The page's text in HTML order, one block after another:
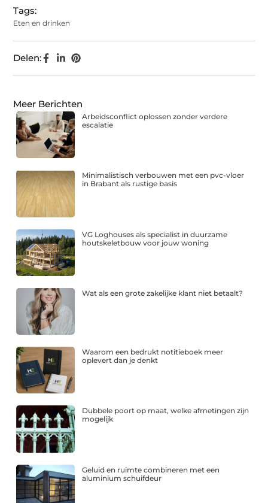
Tags:
Eten en drinken
Delen:
Meer Berichten
Arbeidsconflict oplossen zonder verdere
escalatie
Minimalistisch verbouwen met een pvc-vloer
in Brabant als rustige basis
VG Loghouses als specialist in duurzame
houtskeletbouw voor jouw woning
Wat als een grote zakelijke klant niet betaalt?
Waarom een bedrukt notitieboek meer
oplevert dan je denkt
Dubbele poort op maat, welke afmetingen zijn
mogelijk
Geluid en ruimte combineren met een
aluminium schuifdeur